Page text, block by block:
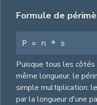
Formule de
P = n * s
Puisque tous les
même longueur, le
simple multiplication:
par la longueur d'une